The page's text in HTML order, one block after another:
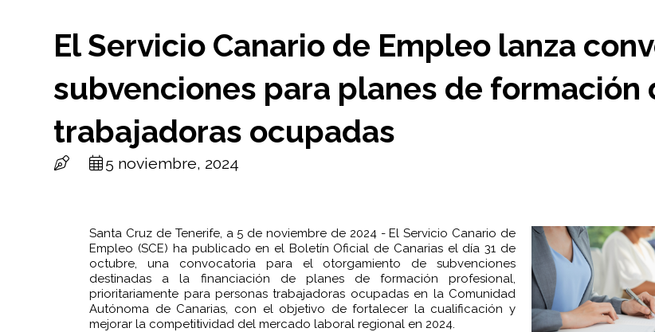
El Servicio Canario de Empleo lanza
subvenciones para planes de formación
trabajadoras ocupadas
5 noviembre, 2024
Santa Cruz de Tenerife, a 5 de noviembre de 2024 - El Servicio Canario de
Empleo (SCE) ha publicado en el Boletín Oficial de Canarias el día 31 de
octubre, una convocatoria para el otorgamiento de subvenciones
destinadas a la financiación de planes de formación profesional,
prioritariamente para personas trabajadoras ocupadas en la Comunidad
Autónoma de Canarias, con el objetivo de fortalecer la cualificación y
mejorar la competitividad del mercado laboral regional en 2024.